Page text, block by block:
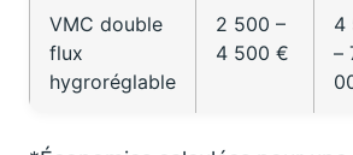
VMC double
flux
hygroréglable
2 500 –
4 500 €
4
–